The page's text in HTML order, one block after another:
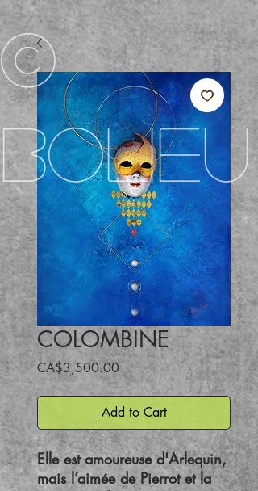
COLOMBINE
CA$3,500.00Price
Add to Cart
Elle est amoureuse d'Arlequin,
mais l’aimée de Pierrot et la
©
BOLIEU